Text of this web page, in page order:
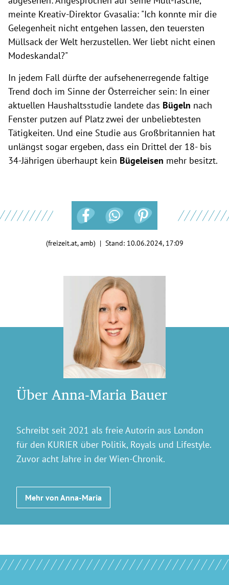
meinte Kreativ-Direktor Gvasalia: "Ich konnte mir die
Gelegenheit nicht entgehen lassen, den teuersten
Müllsack der Welt herzustellen. Wer liebt nicht einen
Modeskandal?"
In jedem Fall dürfte der aufsehenerregende faltige
Trend doch im Sinne der Österreicher sein: In einer
aktuellen Haushaltsstudie landete das Bügeln nach
Fenster putzen auf Platz zwei der unbeliebtesten
Tätigkeiten. Und eine Studie aus Großbritannien hat
unlängst sogar ergeben, dass ein Drittel der 18- bis
34-Jährigen überhaupt kein Bügeleisen mehr besitzt.
(freizeit.at, amb) | Stand: 10.06.2024, 17:09
Über Anna-Maria Bauer
Schreibt seit 2021 als freie Autorin aus London
für den KURIER über Politik, Royals und Lifestyle.
Zuvor acht Jahre in der Wien-Chronik.
Mehr von Anna-Maria